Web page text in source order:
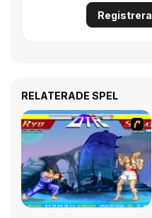
Registrera
RELATERADE SPEL